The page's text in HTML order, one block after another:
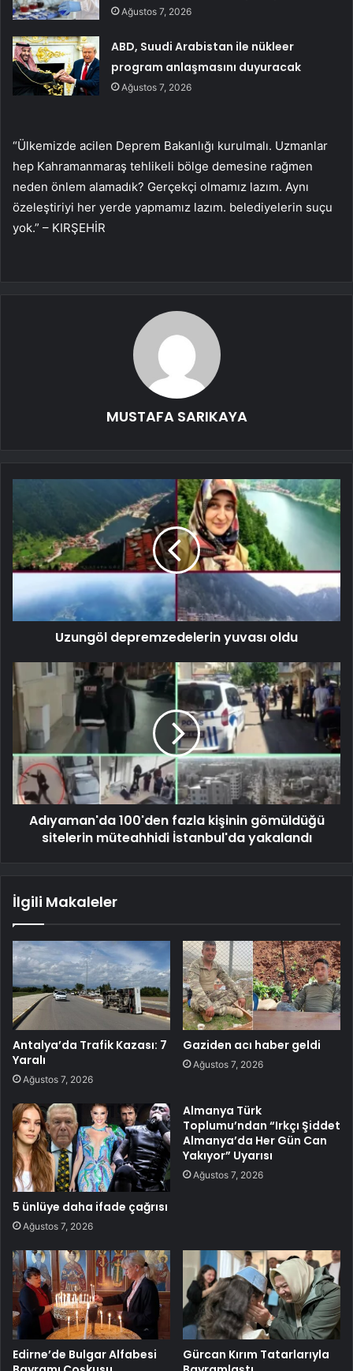
Ağustos 7, 2026
ABD, Suudi Arabistan ile nükleer
program anlaşmasını duyuracak
Ağustos 7, 2026
“Ülkemizde acilen Deprem Bakanlığı kurulmalı. Uzmanlar
hep Kahramanmaraş tehlikeli bölge demesine rağmen
neden önlem alamadık? Gerçekçi olmamız lazım. Aynı
özeleştiriyi her yerde yapmamız lazım. belediyelerin suçu
yok.” – KIRŞEHİR
MUSTAFA SARIKAYA
Uzungöl depremzedelerin yuvası oldu
Adıyaman'da 100'den fazla kişinin gömüldüğü
sitelerin müteahhidi İstanbul'da yakalandı
İlgili Makaleler
Antalya’da Trafik Kazası: 7
Yaralı
Ağustos 7, 2026
Gaziden acı haber geldi
Ağustos 7, 2026
5 ünlüye daha ifade çağrısı
Ağustos 7, 2026
Almanya Türk
Toplumu’ndan “Irkçı Şiddet
Almanya’da Her Gün Can
Yakıyor” Uyarısı
Ağustos 7, 2026
Edirne’de Bulgar Alfabesi
Gürcan Kırım Tatarlarıyla